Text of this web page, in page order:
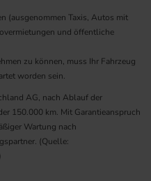
(ausgenommen Taxis, Autos mit
und öffentliche
zu können, muss Ihr Fahrzeug
worden sein.
AG, nach Ablauf der
150.000 km. Mit Garantieanspruch
Wartung nach
(Quelle:
)